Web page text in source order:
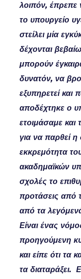
λοιπόν,
το υπουργείο
στείλει μία
δέχονται
μπορούν
δυνατόν, να
εξυπηρετεί και
αποδέχτηκε ο
ετοιμάσαμε και
για να παρθεί
εκκρεμότητα
ακαδημαϊκών
σχολές το
προτάσεις από
από τα
Είναι ένας
προηγούμενη
και είπε ότι τα
τα διαταράξει.